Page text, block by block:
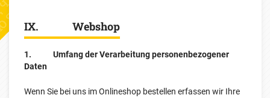
IX. Webshop
1. Umfang der Verarbeitung personenbezogener
Daten
Wenn Sie bei uns im Onlineshop bestellen erfassen wir Ihre